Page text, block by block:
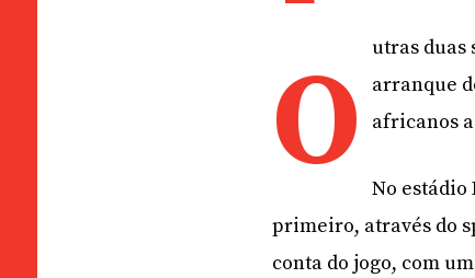
O
utras duas
arranque
africanos
No estádio
primeiro, através do
conta do jogo, com